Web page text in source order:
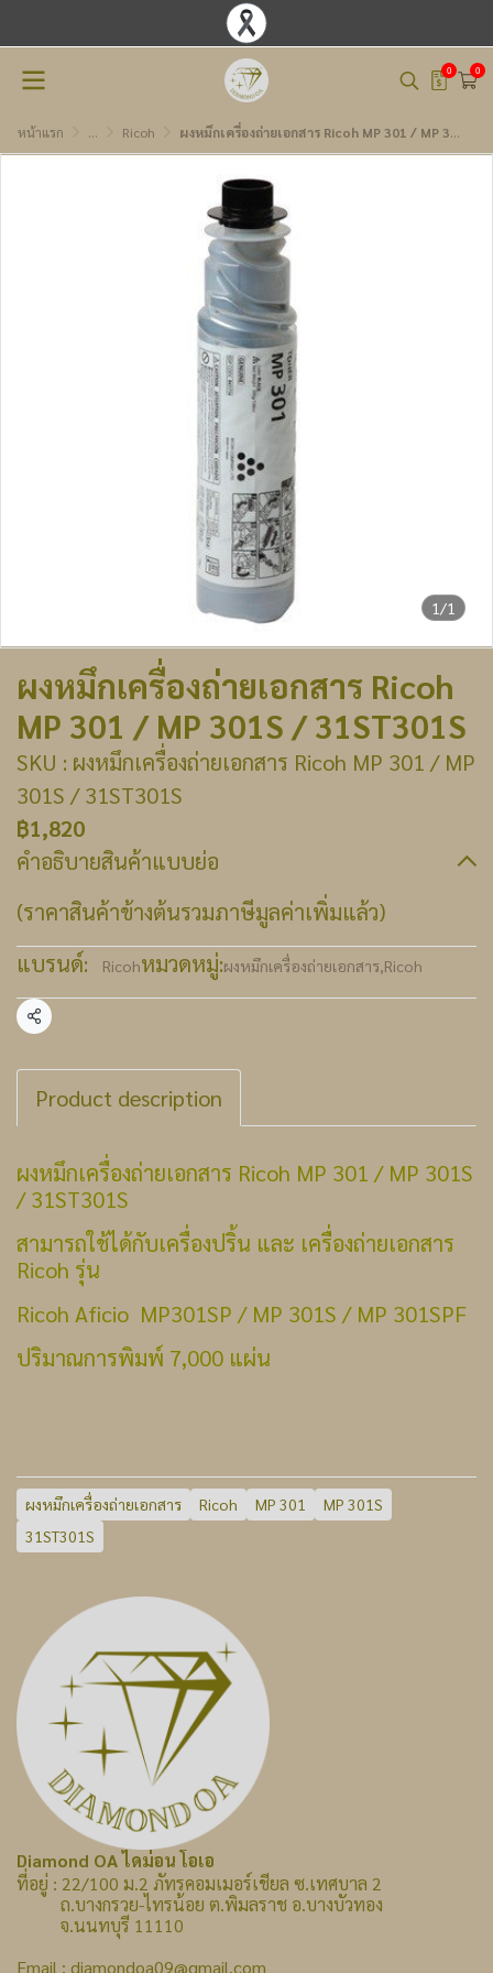
0 0
หน้าแรก ... Ricoh ผงหมึกเครื่องถ่ายเอกสาร Ricoh MP 301 / MP 301S / 31ST301S
1/1
ผงหมึกเครื่องถ่ายเอกสาร Ricoh
MP 301 / MP 301S / 31ST301S
SKU : ผงหมึกเครื่องถ่ายเอกสาร Ricoh MP 301 / MP
301S / 31ST301S
฿1,820
คำอธิบายสินค้าแบบย่อ
(ราคาสินค้าข้างต้นรวมภาษีมูลค่าเพิ่มแล้ว)
แบรนด์:
Ricohหมวดหมู่:ผงหมึกเครื่องถ่ายเอกสาร,Ricoh
แชร์
Product description
ผงหมึกเครื่องถ่ายเอกสาร Ricoh MP 301 / MP 301S
/ 31ST301S
สามารถใช้ได้กับเครื่องปริ้น และ เครื่องถ่ายเอกสาร
Ricoh รุ่น
Ricoh Aficio MP301SP / MP 301S / MP 301SPF
ปริมาณการพิมพ์ 7,000 แผ่น
ผงหมึกเครื่องถ่ายเอกสาร Ricoh MP 301
MP 301S
31ST301S
Diamond OA ไดม่อน โอเอ
ที่อยู่ : 22/100 ม.2 ภัทรคอมเมอร์เชียล ซ.เทศบาล 2
ถ.บางกรวย-ไทรน้อย ต.พิมลราช อ.บางบัวทอง
จ.นนทบุรี 11110
Email : diamondoa09@gmail.com